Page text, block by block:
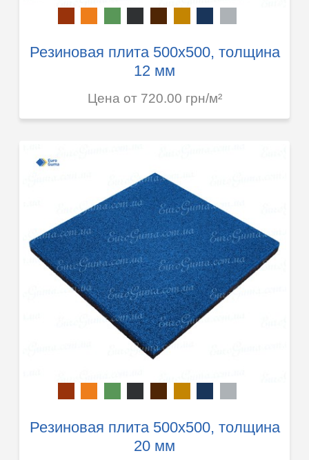
Резиновая плита 500х500, толщина
12 мм
Цена от 720.00 грн/м²
Резиновая плита 500х500, толщина
20 мм